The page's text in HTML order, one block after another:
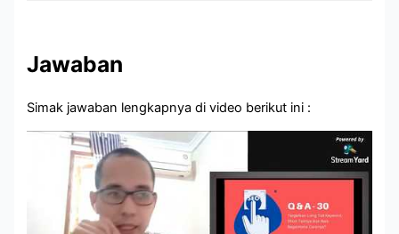
Jawaban
Simak jawaban lengkapnya di video berikut ini :